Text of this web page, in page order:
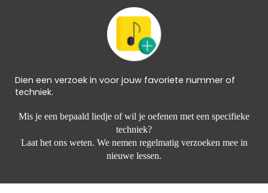
Dien een verzoek in voor jouw favoriete nummer of
techniek.
Mis je een bepaald liedje of wil je oefenen met een specifieke
techniek?
Laat het ons weten. We nemen regelmatig verzoeken mee in
nieuwe lessen.